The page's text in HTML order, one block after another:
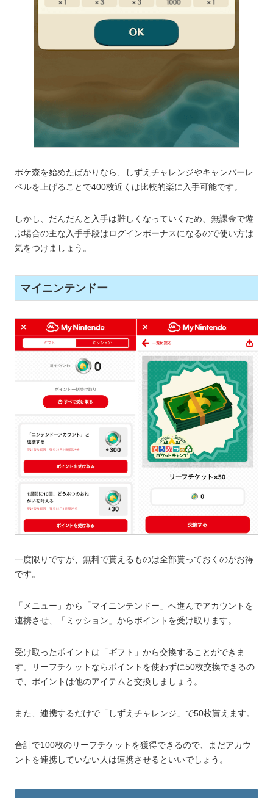
ポケ森を始めたばかりなら、しずえチャレンジやキャンパーレ
ベルを上げることで400枚近くは比較的楽に入手可能です。
しかし、だんだんと入手は難しくなっていくため、無課金で遊
ぶ場合の主な入手手段はログインボーナスになるので使い方は
気をつけましょう。
マイニンテンドー
一度限りですが、無料で貰えるものは全部貰っておくのがお得
です。
「メニュー」から「マイニンテンドー」へ進んでアカウントを
連携させ、「ミッション」からポイントを受け取ります。
受け取ったポイントは「ギフト」から交換することができま
す。リーフチケットならポイントを使わずに50枚交換できるの
で、ポイントは他のアイテムと交換しましょう。
また、連携するだけで「しずえチャレンジ」で50枚貰えます。
合計で100枚のリーフチケットを獲得できるので、まだアカウ
ントを連携していない人は連携させるといいでしょう。